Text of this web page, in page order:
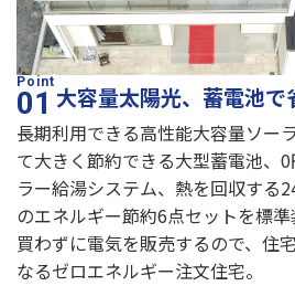
大容量太陽光、蓄電池で
長期利用できる高性能大容量ソー
て大きく節約できる大型蓄電池、
ラー給湯システム、熱を回収する
のエネルギー節約6点セットを標
買わずに電気を販売するので、住
なるゼロエネルギー注文住宅。